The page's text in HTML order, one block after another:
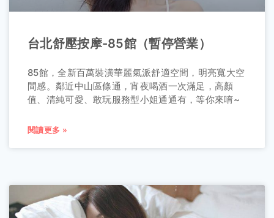
台北舒壓按摩-85館（暫停營業）
85館，全新百萬裝潢華麗氣派舒適空間，明亮寬大空
間感。鄰近中山區條通，宵夜喝酒一次滿足，高顏
值、清純可愛、敢玩服務型小姐通通有，等你來唷~
閱讀更多 »